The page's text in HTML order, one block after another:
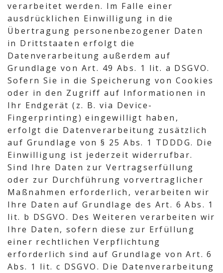
verarbeitet werden. Im Falle einer
ausdrücklichen Einwilligung in die
Übertragung personenbezogener Daten
in Drittstaaten erfolgt die
Datenverarbeitung außerdem auf
Grundlage von Art. 49 Abs. 1 lit. a DSGVO.
Sofern Sie in die Speicherung von Cookies
oder in den Zugriff auf Informationen in
Ihr Endgerät (z. B. via Device-
Fingerprinting) eingewilligt haben,
erfolgt die Datenverarbeitung zusätzlich
auf Grundlage von § 25 Abs. 1 TDDDG. Die
Einwilligung ist jederzeit widerrufbar.
Sind Ihre Daten zur Vertragserfüllung
oder zur Durchführung vorvertraglicher
Maßnahmen erforderlich, verarbeiten wir
Ihre Daten auf Grundlage des Art. 6 Abs. 1
lit. b DSGVO. Des Weiteren verarbeiten wir
Ihre Daten, sofern diese zur Erfüllung
einer rechtlichen Verpflichtung
erforderlich sind auf Grundlage von Art. 6
Abs. 1 lit. c DSGVO. Die Datenverarbeitung